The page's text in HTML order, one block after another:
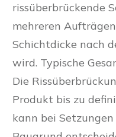
rissüberbrückende
mehreren
Schichtdicke nach
wird. Typische
Die
Produkt bis zu
kann bei